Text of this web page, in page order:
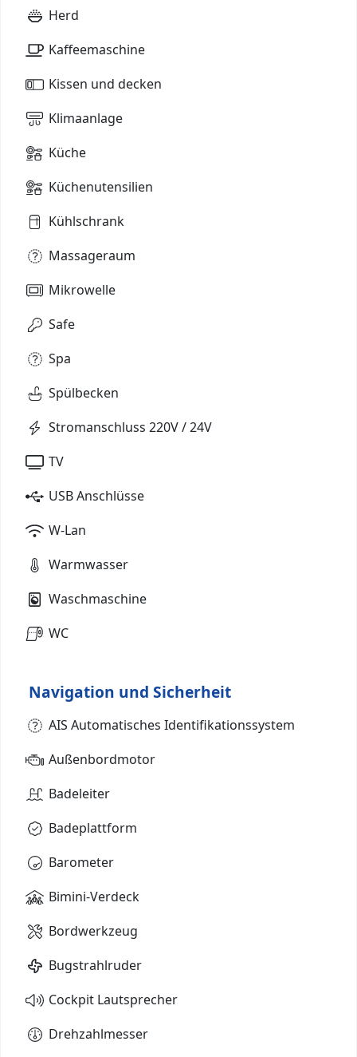
Herd
Kaffeemaschine
Kissen und decken
Klimaanlage
Küche
Küchenutensilien
Kühlschrank
Massageraum
Mikrowelle
Safe
Spa
Spülbecken
Stromanschluss 220V / 24V
TV
USB Anschlüsse
W-Lan
Warmwasser
Waschmaschine
WC
Navigation und Sicherheit
AIS Automatisches Identifikationssystem
Außenbordmotor
Badeleiter
Badeplattform
Barometer
Bimini-Verdeck
Bordwerkzeug
Bugstrahlruder
Cockpit Lautsprecher
Drehzahlmesser